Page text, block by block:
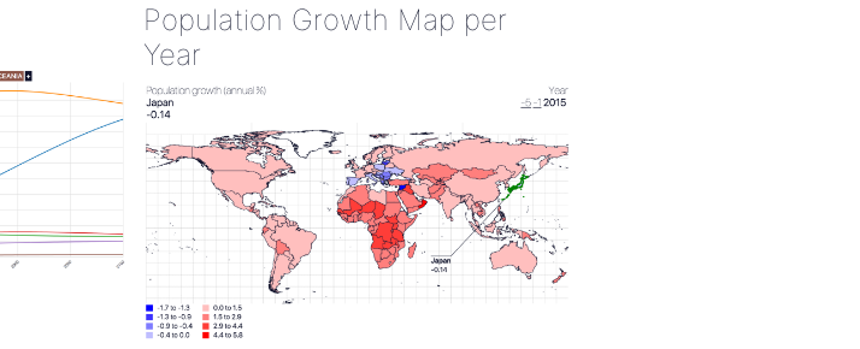
Population Growth Map per
Year